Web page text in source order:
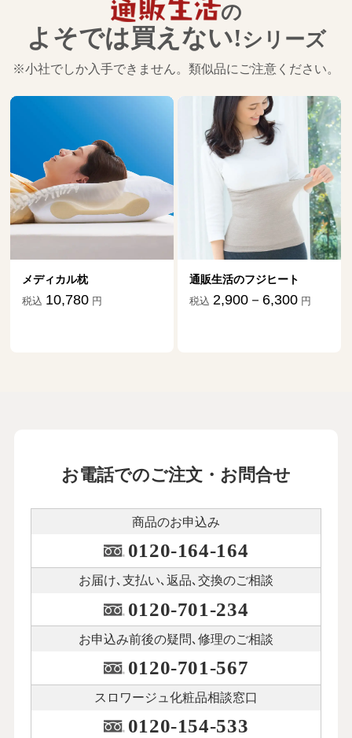
の
よそでは買えない!シリーズ
※小社でしか入手できません。類似品にご注意ください。
メディカル枕
税込 10,780 円
通販生活のフジヒート
税込 2,900－6,300 円
お電話でのご注文・お問合せ
商品のお申込み
0120-164-164
お届け､支払い､ 返品､交換のご相談
0120-701-234
お申込み前後の疑問､修理のご相談
0120-701-567
スロワージュ化粧品相談窓口
0120-154-533